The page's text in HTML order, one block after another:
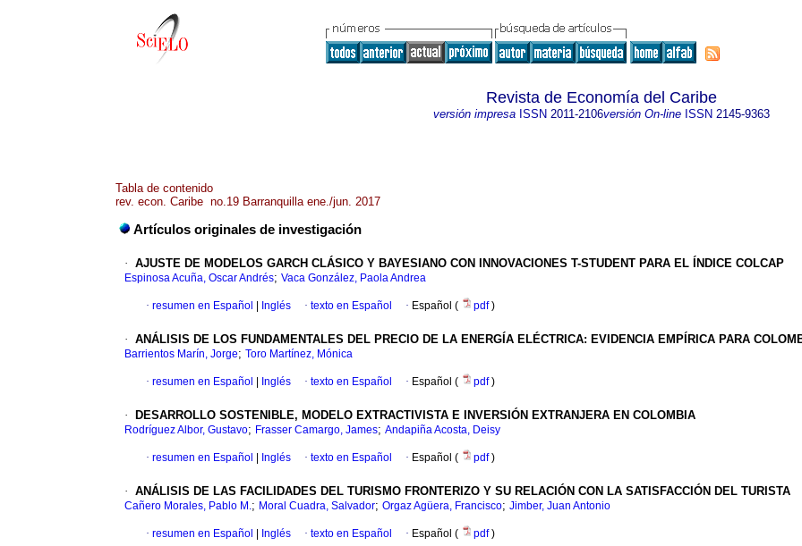
Revista de Economía del Caribe
versión impresa ISSN 2011-2106versión On-line ISSN 2145-9363
Tabla de contenido
rev. econ. Caribe no.19 Barranquilla ene./jun. 2017
Artículos originales de investigación
· AJUSTE DE MODELOS GARCH CLÁSICO Y BAYESIANO CON INNOVACIONES T-STUDENT PARA EL ÍNDICE COLCAP
Espinosa Acuña, Oscar Andrés; Vaca González, Paola Andrea
· resumen en Español Inglés · texto en Español · Español ( pdf)
· ANÁLISIS DE LOS FUNDAMENTALES DEL PRECIO DE LA ENERGÍA ELÉCTRICA: EVIDENCIA EMPÍRICA PARA
Barrientos Marín, Jorge; Toro Martínez, Mónica
· resumen en Español Inglés · texto en Español · Español ( pdf)
· DESARROLLO SOSTENIBLE, MODELO EXTRACTIVISTA Ε INVERSIÓN EXTRANJERA EN COLOMBIA
Rodríguez Albor, Gustavo; Frasser Camargo, James; Andapiña Acosta, Deisy
· resumen en Español Inglés · texto en Español · Español ( pdf)
· ANÁLISIS DE LAS FACILIDADES DEL TURISMO FRONTERIZO Y SU RELACIÓN CON LA SATISFACCIÓN DEL TURISTA
Cañero Morales, Pablo M.; Moral Cuadra, Salvador; Orgaz Agüera, Francisco; Jimber, Juan Antonio
· resumen en Español Inglés · texto en Español · Español ( pdf)